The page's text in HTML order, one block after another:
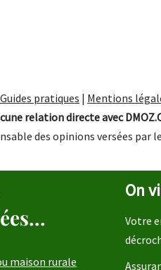
Guides pratiques | Mentions
relation directe avec
des opinions versées par
maison rurale
On
Votre